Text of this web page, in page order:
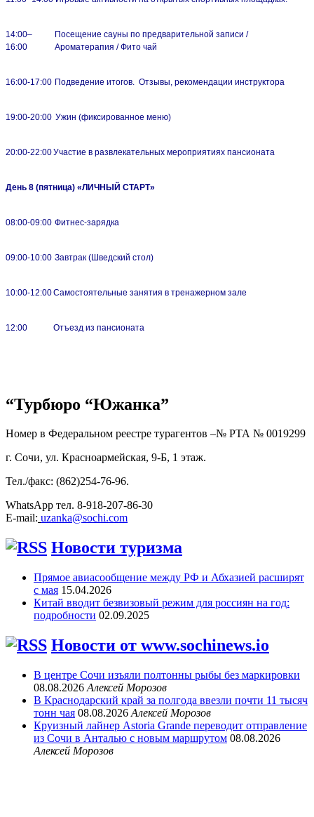
14:00–
16:00
Посещение сауны по предварительной записи /
Ароматерапия / Фито чай
16:00-17:00 Подведение итогов. Отзывы, рекомендации инструктора
19:00-20:00 Ужин (фиксированное меню)
20:00-22:00Участие в развлекательных мероприятиях пансионата
День 8 (пятница) «ЛИЧНЫЙ СТАРТ»
08:00-09:00 Фитнес-зарядка
09:00-10:00 Завтрак (Шведский стол)
10:00-12:00Самостоятельные занятия в тренажерном зале
12:00 Отъезд из пансионата
“Турбюро “Южанка”
Номер в Федеральном реестре турагентов –№ РТА № 0019299
г. Сочи, ул. Красноармейская, 9-Б, 1 этаж.
Тел./факс: (862)254-76-96.
WhatsApp тел. 8-918-207-86-30
E-mail: uzanka@sochi.com
Новости туризма
Прямое авиасообщение между РФ и Абхазией расширят
с мая 15.04.2026
Китай вводит безвизовый режим для россиян на год:
подробности 02.09.2025
Новости от www.sochinews.io
В центре Сочи изъяли полтонны рыбы без маркировки
08.08.2026 Алексей Морозов
В Краснодарский край за полгода ввезли почти 11 тысяч
тонн чая 08.08.2026 Алексей Морозов
Круизный лайнер Astoria Grande переводит отправление
из Сочи в Анталью с новым маршрутом 08.08.2026
Алексей Морозов